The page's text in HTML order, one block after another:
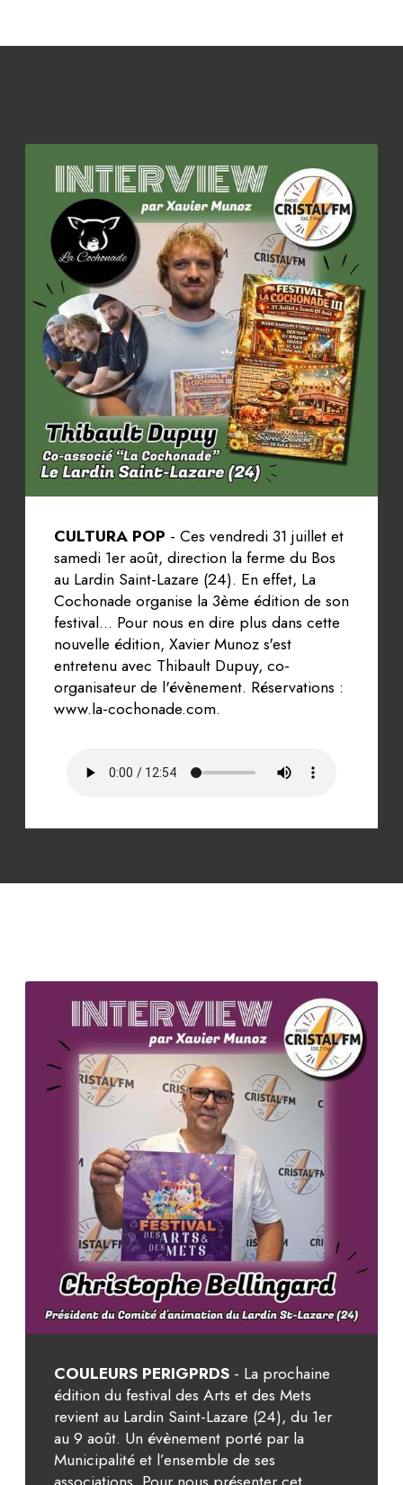
CULTURA POP - Ces vendredi 31 juillet et
samedi 1er août, direction la ferme du Bos
au Lardin Saint-Lazare (24). En effet, La
Cochonade organise la 3ème édition de son
festival... Pour nous en dire plus dans cette
nouvelle édition, Xavier Munoz s'est
entretenu avec Thibault Dupuy, co-
organisateur de l'évènement. Réservations :
www.la-cochonade.com.
COULEURS PERIGPRDS - La prochaine
édition du festival des Arts et des Mets
revient au Lardin Saint-Lazare (24), du 1er
au 9 août. Un évènement porté par la
Municipalité et l’ensemble de ses